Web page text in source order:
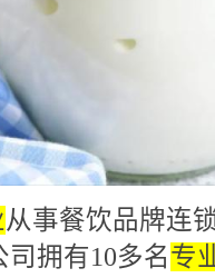
从事餐饮品牌连
拥有10多名专